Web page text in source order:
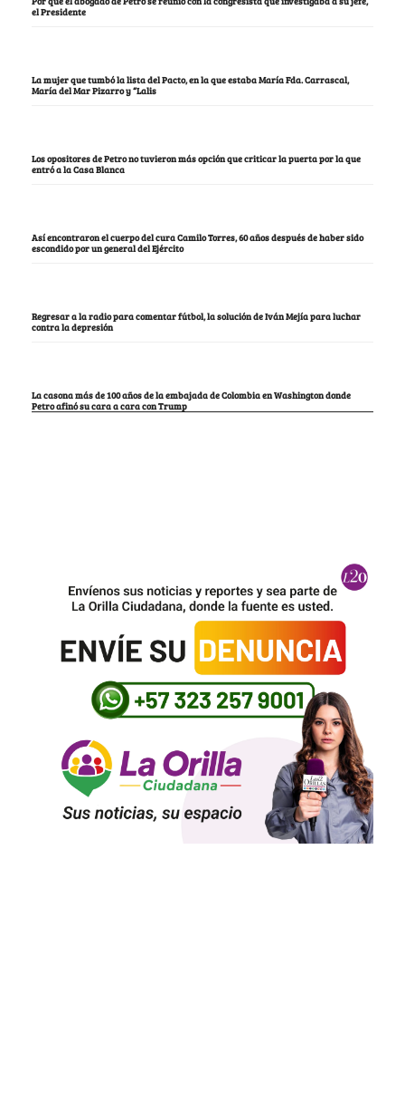
el Presidente
La mujer que tumbó la lista del Pacto, en la que estaba María Fda. Carrascal,
María del Mar Pizarro y “Lalis
Los opositores de Petro no tuvieron más opción que criticar la puerta por la que
entró a la Casa Blanca
Así encontraron el cuerpo del cura Camilo Torres, 60 años después de haber sido
escondido por un general del Ejército
Regresar a la radio para comentar fútbol, la solución de Iván Mejía para luchar
contra la depresión
La casona más de 100 años de la embajada de Colombia en Washington donde
Petro afinó su cara a cara con Trump